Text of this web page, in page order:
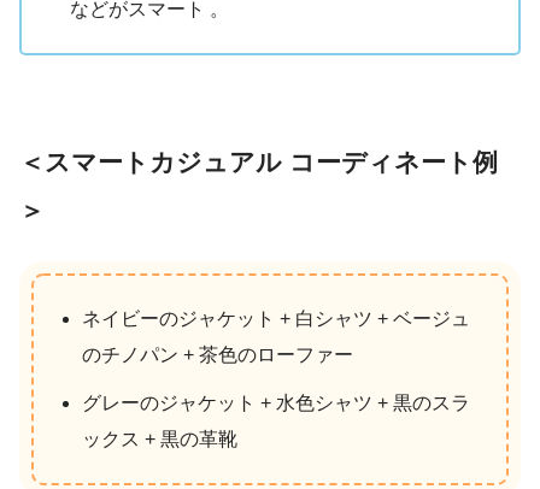
などがスマート 。
＜スマートカジュアル コーディネート例
＞
ネイビーのジャケット + 白シャツ + ベージュ
のチノパン + 茶色のローファー
グレーのジャケット + 水色シャツ + 黒のスラ
ックス + 黒の革靴